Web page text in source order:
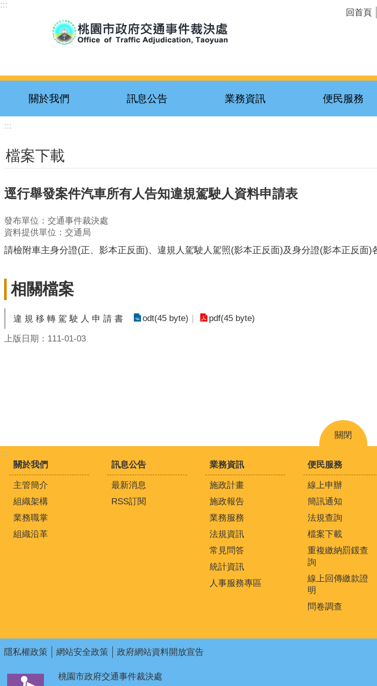
跳到主要內容區塊
:::
回首頁
關於我們 訊息公告 業務資訊 便民服務
:::
檔案下載
逕行舉發案件汽車所有人告知違規駕駛人資料申請表
發布單位：交通事件裁決處
資料提供單位：交通局
請檢附車主身分證(正、影本正反面)、違規人駕駛人駕照(影本正反面)及身分證(影本正反面
相關檔案
違 規 移 轉 駕 駛 人 申 請 書 odt(45 byte) pdf(45 byte)
上版日期：111-01-03
關閉
:::
關於我們
主管簡介
組織架構
業務職掌
組織沿革
訊息公告
最新消息
RSS訂閱
業務資訊
施政計畫
施政報告
業務服務
法規資訊
常見問答
統計資訊
人事服務專區
便民服務
線上申辦
簡訊通知
法規查詢
檔案下載
重複繳納罰鍰查
詢
線上回傳繳款證
明
問卷調查
隱私權政策 網站安全政策 政府網站資料開放宣告
桃園市政府交通事件裁決處